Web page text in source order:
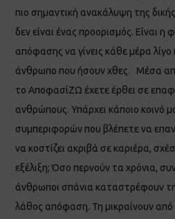
πιο σημαντική ανακάλυψη της
δεν είναι ένας προορισμός. Είναι η
απόφασης να γίνεις κάθε μέρα
άνθρωπο που ήσουν χθες. Μέσα
το ΑποφασίΖΩ έχετε έρθει σε
ανθρώπους. Υπάρχει κάποιο κοινό
συμπεριφορών που βλέπετε να
να κοστίζει ακριβά σε καριέρα,
εξέλιξη; Όσο περνούν τα χρόνια,
άνθρωποι σπάνια καταστρέφουν
λάθος απόφαση. Τη μικραίνουν από